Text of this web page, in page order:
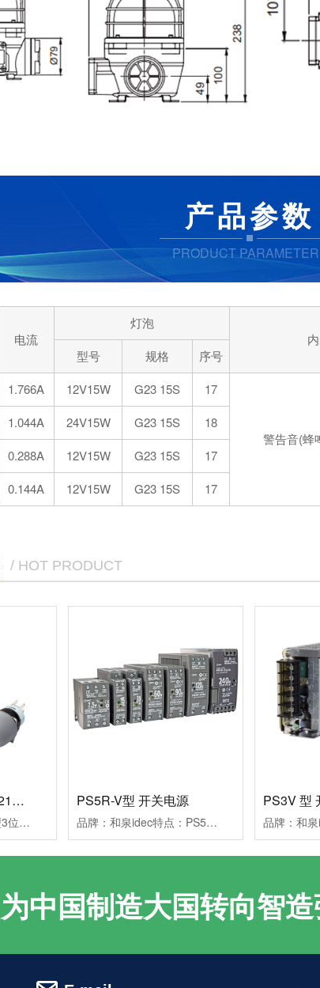
产品参数
PRODUCT
电流
灯泡
型号
规格 序号
1.766A 12V15W G23 15S 17
警告音(蜂
1.044A 24V15W G23 15S
18
0.288A 12V15W G23 15S
17
0.144A 12V15W G23 15S 17
/ HOT PRODUCT
和泉 APEM HE2G-21SHE使能开关
附带辅助触点的紧凑型3位置使能开关。依据人体工学，用于回避危险的OFF→ON→OFF的3位置动作。按压OFF（位置3）→放开OFF（位置1）之间，不会形成ON状态的结构。IEC60204-1（2005）：10.9项、IEC60947-5-8（2006）：7.1.9项,辅助开关可区别按钮复位状态的OFF（位置1）与按压状态的OFF（位置3）。（辅助开关具有直接开路动作功能）,内置可对应电路回路冗余化（Redundancy）的2触点。
PS5R-V型 开关电源
品牌：和泉idec特点：PS5R-V型开关电源对应6个安装方向的小型DIN导轨安装型开关电源。产品：开关电源运输方式：物流/送货上门价格：询价
PS3V 型
中国制造大国转向智